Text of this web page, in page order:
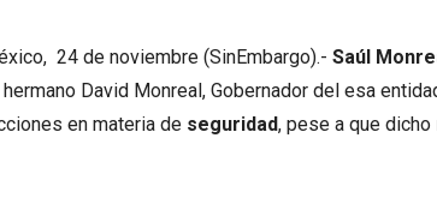
24 de noviembre (SinEmbargo).- Saúl
David Monreal, Gobernador del esa
en materia de seguridad, pese a que dicho